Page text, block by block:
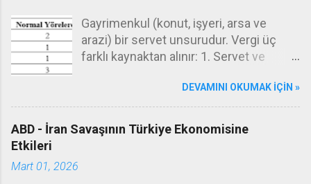
d
r
Gayrimenkul (konut, işyeri, arsa ve
arazi) bir servet unsurudur. Vergi üç
farklı kaynaktan alınır: 1. Servet ve
değerli konut vergisi, veraset ve intikal
vergisi), 2. Gelir (gelir vergisi, kurumlar
vergisi), 3. İşlem (KDV, ÖTV, damga
vergisi, harçlar.) Emlak vergisi servet
DEVAMINI OKUMAK IÇIN »
ABD - İran Savaşının Türkiye Ekonomisine
Etkileri
Mart 01, 2026